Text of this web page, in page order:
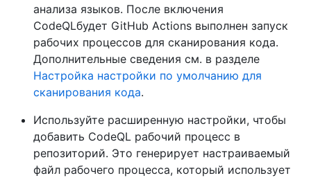
анализа языков. После включения
CodeQLбудет GitHub Actions выполнен запуск
рабочих процессов для сканирования кода.
Дополнительные сведения см. в разделе
Настройка настройки по умолчанию для
сканирования кода.
Используйте расширенную настройки, чтобы
добавить CodeQL рабочий процесс в
репозиторий. Это генерирует настраиваемый
файл рабочего процесса, который использует